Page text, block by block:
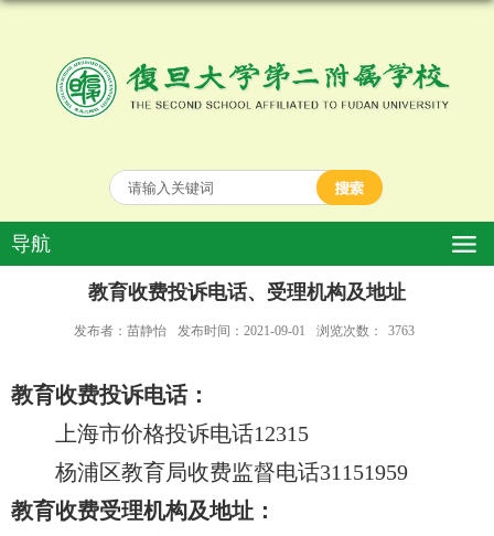
导航
教育收费投诉电话、受理机构及地址
发布者：苗静怡 发布时间：2021-09-01 浏览次数： 3763
教育收费投诉电话：
上海市价格投诉电话12315
杨浦区教育局收费监督电话31151959
教育收费受理机构及地址：